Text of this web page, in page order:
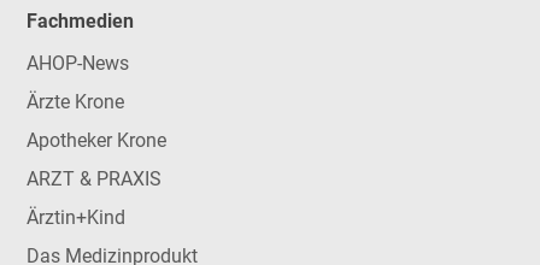
Fachmedien
AHOP-News
Ärzte Krone
Apotheker Krone
ARZT & PRAXIS
Ärztin+Kind
Das Medizinprodukt